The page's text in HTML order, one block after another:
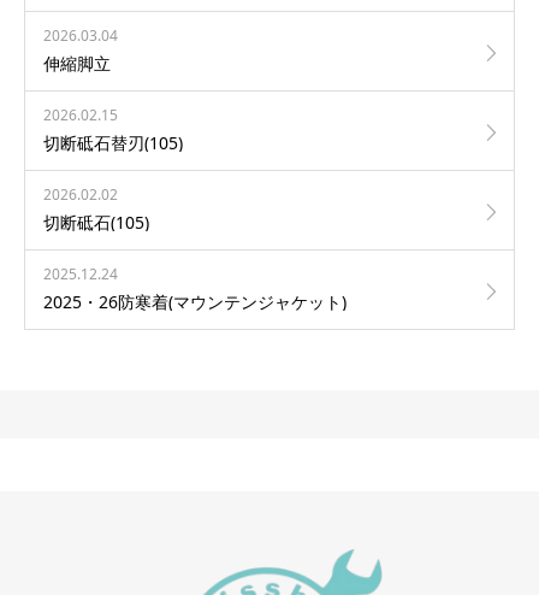
2026.03.04
伸縮脚立
2026.02.15
切断砥石替刃(105)
2026.02.02
切断砥石(105)
2025.12.24
2025・26防寒着(マウンテンジャケット)